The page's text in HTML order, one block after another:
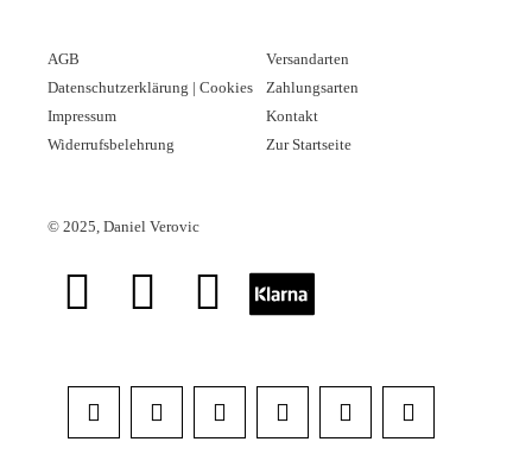
AGB
Datenschutzerklärung | Cookies
Impressum
Widerrufsbelehrung
Versandarten
Zahlungsarten
Kontakt
Zur Startseite
© 2025, Daniel Verovic